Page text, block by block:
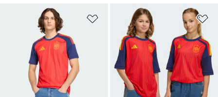
Añadir a la lista de deseos